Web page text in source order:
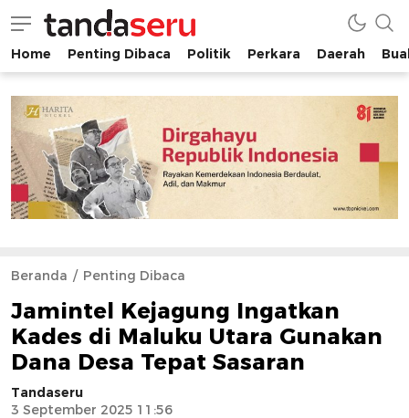
tandaseru.com | Penting Dibaca
tandaseru.com
Home Penting Dibaca Politik Perkara Daerah
Beranda Penting Dibaca
Jamintel Kejagung Ingatkan
Kades di Maluku Utara Gunakan
Dana Desa Tepat Sasaran
Tandaseru
3 September 2025 11:56